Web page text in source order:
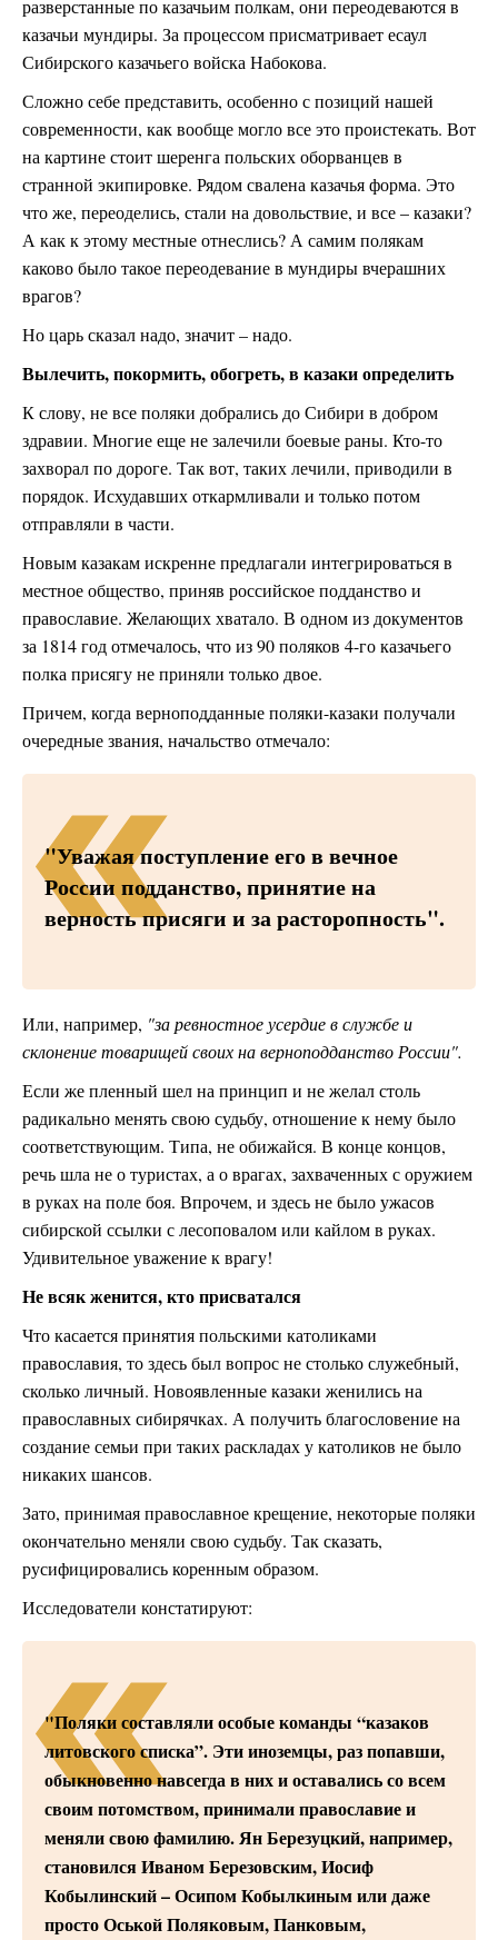
разверстанные по казачьим полкам, они переодеваются в
казачьи мундиры. За процессом присматривает есаул
Сибирского казачьего войска Набокова.
Сложно себе представить, особенно с позиций нашей
современности, как вообще могло все это проистекать. Вот
на картине стоит шеренга польских оборванцев в
странной экипировке. Рядом свалена казачья форма. Это
что же, переоделись, стали на довольствие, и все – казаки?
А как к этому местные отнеслись? А самим полякам
каково было такое переодевание в мундиры вчерашних
врагов?
Но царь сказал надо, значит – надо.
Вылечить, покормить, обогреть, в казаки определить
К слову, не все поляки добрались до Сибири в добром
здравии. Многие еще не залечили боевые раны. Кто-то
захворал по дороге. Так вот, таких лечили, приводили в
порядок. Исхудавших откармливали и только потом
отправляли в части.
Новым казакам искренне предлагали интегрироваться в
местное общество, приняв российское подданство и
православие. Желающих хватало. В одном из документов
за 1814 год отмечалось, что из 90 поляков 4-го казачьего
полка присягу не приняли только двое.
Причем, когда верноподданные поляки-казаки получали
очередные звания, начальство отмечало:
"Уважая поступление его в вечное
России подданство, принятие на
верность присяги и за расторопность".
Или, например, "за ревностное усердие в службе и
склонение товарищей своих на верноподданство России".
Если же пленный шел на принцип и не желал столь
радикально менять свою судьбу, отношение к нему было
соответствующим. Типа, не обижайся. В конце концов,
речь шла не о туристах, а о врагах, захваченных с оружием
в руках на поле боя. Впрочем, и здесь не было ужасов
сибирской ссылки с лесоповалом или кайлом в руках.
Удивительное уважение к врагу!
Не всяк женится, кто присватался
Что касается принятия польскими католиками
православия, то здесь был вопрос не столько служебный,
сколько личный. Новоявленные казаки женились на
православных сибирячках. А получить благословение на
создание семьи при таких раскладах у католиков не было
никаких шансов.
Зато, принимая православное крещение, некоторые поляки
окончательно меняли свою судьбу. Так сказать,
русифицировались коренным образом.
Исследователи констатируют:
"Поляки составляли особые команды “казаков
литовского списка”. Эти иноземцы, раз попавши,
обыкновенно навсегда в них и оставались со всем
своим потомством, принимали православие и
меняли свою фамилию. Ян Березуцкий, например,
становился Иваном Березовским, Иосиф
Кобылинский – Осипом Кобылкиным или даже
просто Оськой Поляковым, Панковым,